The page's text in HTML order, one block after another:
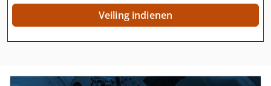
Ausa 200 Rm
Ausa Cvh 20
Veiling indienen